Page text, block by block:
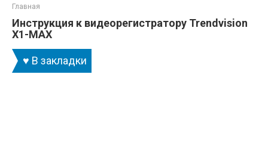
Главная
Инструкция к видеорегистратору Trendvision
X1-MAX
♥ В закладки